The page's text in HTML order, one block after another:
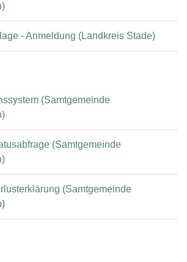
- Anmeldung (Landkreis Stade)
(Samtgemeinde
(Samtgemeinde
(Samtgemeinde